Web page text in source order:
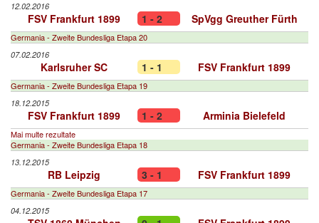
12.02.2016
FSV Frankfurt 1899 1 - 2 SpVgg Greuther Fürth
Germania - Zweite Bundesliga Etapa 20
07.02.2016
Karlsruher SC 1 - 1 FSV Frankfurt 1899
Germania - Zweite Bundesliga Etapa 19
18.12.2015
FSV Frankfurt 1899 1 - 2 Arminia Bielefeld
Mai multe rezultate
Germania - Zweite Bundesliga Etapa 18
13.12.2015
RB Leipzig 3 - 1 FSV Frankfurt 1899
Germania - Zweite Bundesliga Etapa 17
04.12.2015